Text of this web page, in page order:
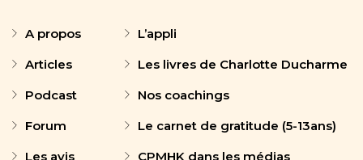
A propos
Articles
Podcast
Forum
L’appli
Les avis
Les livres de Charlotte Ducharme
Nos coachings
Le carnet de gratitude (5-13ans)
CPMHK dans les médias